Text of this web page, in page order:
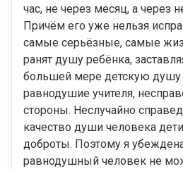
час, не через месяц, а через
Причём его уже нельзя
самые серьёзные, самые
ранят душу ребёнка,
большей мере детскую душу
равнодушие учителя,
стороны. Неслучайно
качество души человека
доброты. Поэтому я
равнодушный человек не